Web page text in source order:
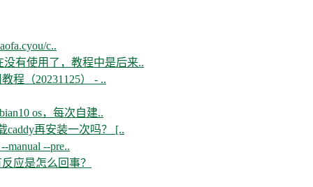
c..
没有使用了，教程中是后来..
程（20231125） - ..
os，每次自建..
caddy再安装一次吗？ [..
manual --pre..
应是怎么回事？